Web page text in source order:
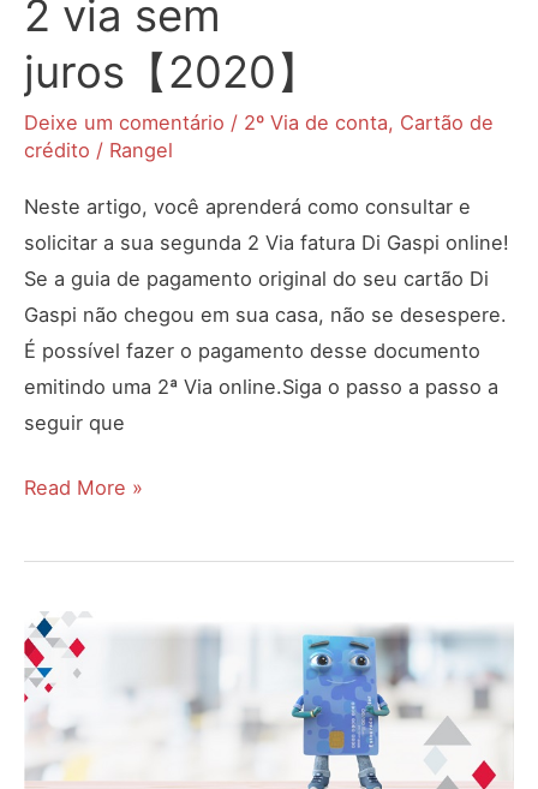
2 via sem
juros【2020】
Deixe um comentário / 2º Via de conta, Cartão de
crédito / Rangel
Neste artigo, você aprenderá como consultar e
solicitar a sua segunda 2 Via fatura Di Gaspi online!
Se a guia de pagamento original do seu cartão Di
Gaspi não chegou em sua casa, não se desespere.
É possível fazer o pagamento desse documento
emitindo uma 2ª Via online.Siga o passo a passo a
seguir que
2
fatura
Gaspi
–
2
sem
Read More »